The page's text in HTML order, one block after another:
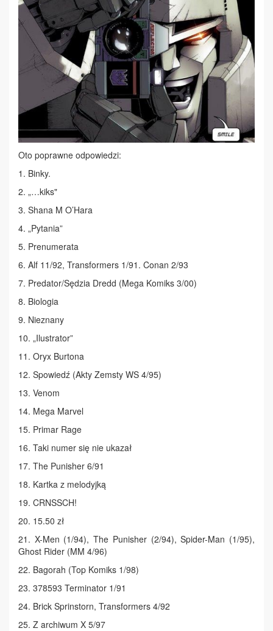
Oto poprawne odpowiedzi:
1. Binky.
2. „…kiks"
3. Shana M O’Hara
4. „Pytania”
5. Prenumerata
6. Alf 11/92, Transformers 1/91. Conan 2/93
7. Predator/Sędzia Dredd (Mega Komiks 3/00)
8. Biologia
9. Nieznany
10. „Ilustrator”
11. Oryx Burtona
12. Spowiedź (Akty Zemsty WS 4/95)
13. Venom
14. Mega Marvel
15. Primar Rage
16. Taki numer się nie ukazał
17. The Punisher 6/91
18. Kartka z melodyjką
19. CRNSSCH!
20. 15.50 zł
21. X-Men (1/94), The Punisher (2/94), Spider-Man (1/95),
Ghost Rider (MM 4/96)
22. Bagorah (Top Komiks 1/98)
23. 378593 Terminator 1/91
24. Brick Sprinstorn, Transformers 4/92
25. Z archiwum X 5/97